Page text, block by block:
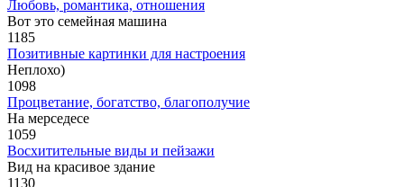
Любовь, романтика, отношения
Вот это семейная машина
1185
Позитивные картинки для настроения
Неплохо)
1098
Процветание, богатство, благополучие
На мерседесе
1059
Восхитительные виды и пейзажи
Вид на красивое здание
1130